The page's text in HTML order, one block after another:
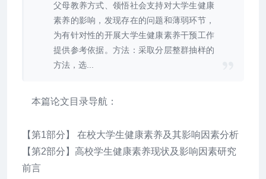
父母教养方式、领悟社会支持对大学生健康
素养的影响，发现存在的问题和薄弱环节，
为有针对性的开展大学生健康素养干预工作
提供参考依据。方法：采取分层整群抽样的
方法，选...
本篇论文目录导航：
【第1部分】 在校大学生健康素养及其影响因素分析
【第2部分】高校学生健康素养现状及影响因素研究
前言